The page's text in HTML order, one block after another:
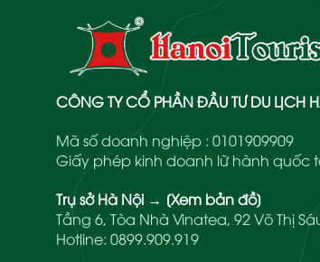
CÔNG TY CỔ PHẦN ĐẦU TƯ DU LỊCH
Mã số doanh nghiệp : 0101909909
Giấy phép kinh doanh lữ hành quốc
Trụ sở Hà Nội → [Xem bản đồ]
Tầng 6, Tòa Nhà Vinatea, 92 Võ Thị
Hotline: 0899.909.919